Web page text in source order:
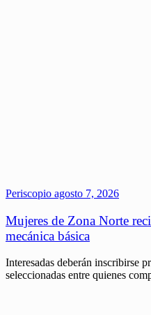
Periscopio agosto 7, 2026
Mujeres de Zona Norte
mecánica básica
Interesadas deberán inscribirse
seleccionadas entre quienes